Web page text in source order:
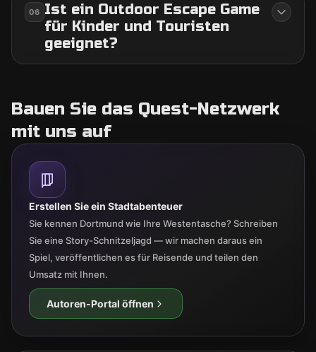
06 Ist ein Outdoor Escape Game
für Kinder und Touristen
geeignet?
Bauen Sie das Quest-Netzwerk
mit uns auf
Erstellen Sie ein Stadtabenteuer
Sie kennen Dortmund wie Ihre Westentasche? Schreiben
Sie eine Story-Schnitzeljagd — wir machen daraus ein
Spiel, veröffentlichen es für Reisende und teilen den
Umsatz mit Ihnen.
Autoren-Portal öffnen